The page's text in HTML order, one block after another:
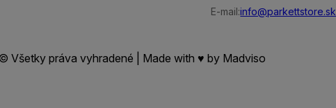
E-mail:info@parkettstore.sk
Všetky práva vyhradené | Made with ♥ by Madviso